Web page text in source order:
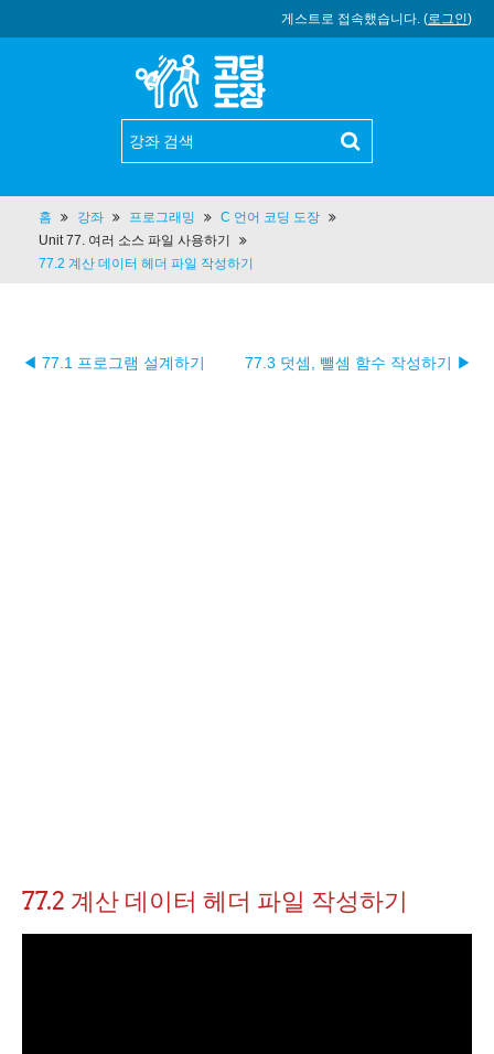
게스트로 접속했습니다. (로그인)
홈 강좌 프로그래밍
C 언어 코딩 도장
Unit 77. 여러 소스 파일 사용하기
77.2 계산 데이터 헤더 파일 작성하기
◀ 77.1 프로그램 설계하기 77.3 덧셈, 뺄셈 함수 작성하기 ▶︎
77.2 계산 데이터 헤더 파일 작성하기